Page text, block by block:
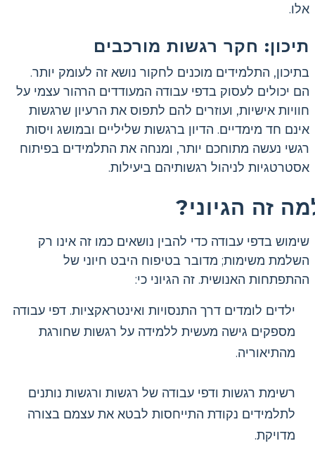
אלו.
תיכון: חקר רגשות מורכבים
בתיכון, התלמידים מוכנים לחקור נושא זה לעומק יותר.
הם יכולים לעסוק בדפי עבודה המעודדים הרהור עצמי על
חוויות אישיות, ועוזרים להם לתפוס את הרעיון שרגשות
אינם חד מימדיים. הדיון ברגשות שליליים ובמושג ויסות
רגשי נעשה מתוחכם יותר, ומנחה את התלמידים בפיתוח
אסטרטגיות לניהול רגשותיהם ביעילות.
זה הגיוני?
שימוש בדפי עבודה כדי להבין נושאים כמו זה אינו רק
השלמת משימות; מדובר בטיפוח היבט חיוני של
ההתפתחות האנושית. זה הגיוני כי:
ילדים לומדים דרך התנסויות ואינטראקציות. דפי עבודה
מספקים גישה מעשית ללמידה על רגשות שחורגת
מהתיאוריה.
רשימת רגשות ודפי עבודה של רגשות ורגשות נותנים
לתלמידים נקודת התייחסות לבטא את עצמם בצורה
מדויקת.